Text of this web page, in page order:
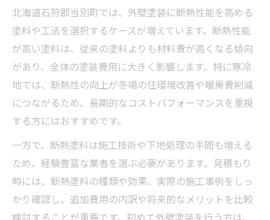
北海道石狩郡当別町では、外壁塗装に断熱性能を高める
塗料や工法を選択するケースが増えています。断熱性能
が高い塗料は、従来の塗料よりも材料費が高くなる傾向
があり、全体の塗装費用に大きく影響します。特に寒冷
地では、断熱性の向上が冬場の住環境改善や暖房費削減
につながるため、長期的なコストパフォーマンスを重視
する方にはおすすめです。
一方で、断熱塗料は施工技術や下地処理の手間も増える
ため、経験豊富な業者を選ぶ必要があります。見積もり
時には、断熱塗料の種類や効果、実際の施工事例をしっ
かり確認し、追加費用の内訳や将来的なメリットを比較
検討することが重要です。初めて外壁塗装を行う方は、